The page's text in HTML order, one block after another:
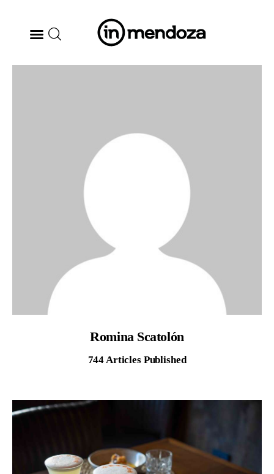
ARTE & CULTURA
MÚSICA
DÓNDE IR
TENDENCIAS
ARQ & DISEÑO
Romina Scatolón
744 Articles Published